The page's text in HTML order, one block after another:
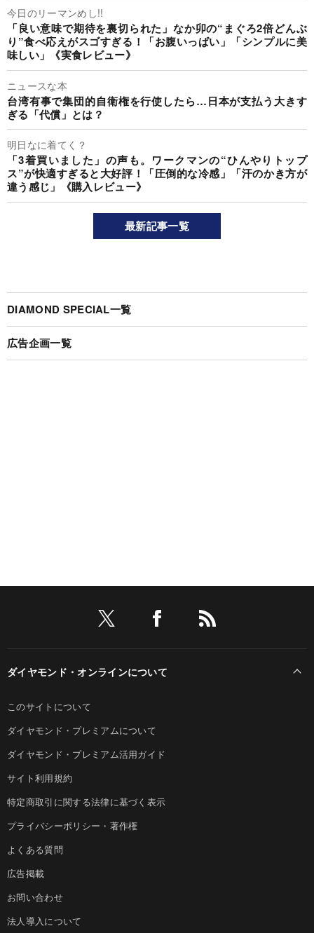
今日のリーマンめし!!
「良い意味で期待を裏切られた」なか卯の“まぐろ2倍どんぶ
り”食べ応えがスゴすぎる！「お腹いっぱい」「シンプルに美
味しい」《実食レビュー》
ニュースな本
台湾有事で集団的自衛権を行使したら…日本が支払う大きす
ぎる「代償」とは？
明日なに着てく？
「3着買いました」の声も。ワークマンの“ひんやりトップ
ス”が快適すぎると大好評！「圧倒的な冷感」「汗のかき方が
違う感じ」《購入レビュー》
最新記事一覧
DIAMOND SPECIAL一覧
広告企画一覧
ダイヤモンド・オンラインについて
このサイトについて
ダイヤモンド・プレミアムについて
ダイヤモンド・プレミアム活用ガイド
サイト利用規約
特定商取引に関する法律に基づく表示
プライバシーポリシー・著作権
よくある質問
広告掲載
お問い合わせ
法人導入について